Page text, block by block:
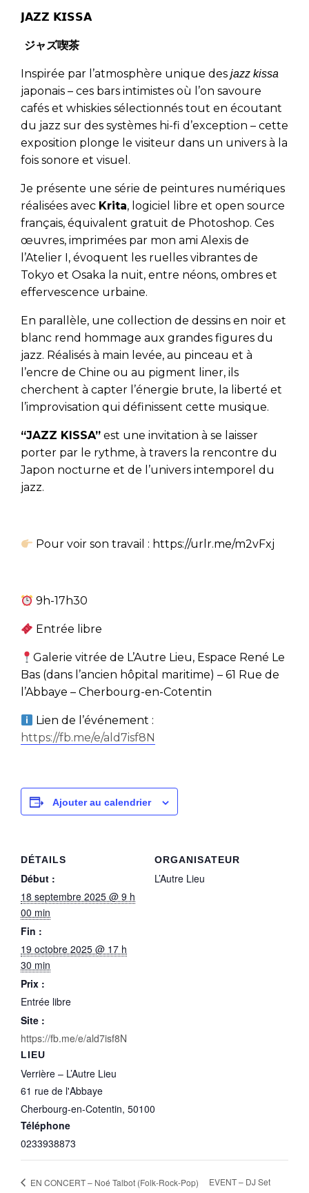
𝗝𝗔𝗭𝗭 𝗞𝗜𝗦𝗦𝗔
ジャズ喫茶
Inspirée par l’atmosphère unique des jazz kissa
japonais – ces bars intimistes où l’on savoure
cafés et whiskies sélectionnés tout en écoutant
du jazz sur des systèmes hi-fi d’exception – cette
exposition plonge le visiteur dans un univers à la
fois sonore et visuel.
Je présente une série de peintures numériques
réalisées avec Krita, logiciel libre et open source
français, équivalent gratuit de Photoshop. Ces
œuvres, imprimées par mon ami Alexis de
l’Atelier I, évoquent les ruelles vibrantes de
Tokyo et Osaka la nuit, entre néons, ombres et
effervescence urbaine.
En parallèle, une collection de dessins en noir et
blanc rend hommage aux grandes figures du
jazz. Réalisés à main levée, au pinceau et à
l’encre de Chine ou au pigment liner, ils
cherchent à capter l’énergie brute, la liberté et
l’improvisation qui définissent cette musique.
“JAZZ KISSA” est une invitation à se laisser
porter par le rythme, à travers la rencontre du
Japon nocturne et de l’univers intemporel du
jazz.
Pour voir son travail : https://urlr.me/m2vFxj
9h-17h30
Entrée libre
Galerie vitrée de L’Autre Lieu, Espace René Le
Bas (dans l’ancien hôpital maritime) – 61 Rue de
l’Abbaye – Cherbourg-en-Cotentin
Lien de l’événement :
https://fb.me/e/ald7isf8N
Ajouter au calendrier
DÉTAILS
Début :
18 septembre 2025 @ 9 h
00 min
Fin :
19 octobre 2025 @ 17 h
30 min
Prix :
Entrée libre
Site :
https://fb.me/e/ald7isf8N
LIEU
Verrière – L’Autre Lieu
61 rue de l'Abbaye
Cherbourg-en-Cotentin, 50100
Téléphone
0233938873
ORGANISATEUR
L’Autre Lieu
EN CONCERT – Noé Talbot (Folk-Rock-Pop)
EVENT – DJ Set